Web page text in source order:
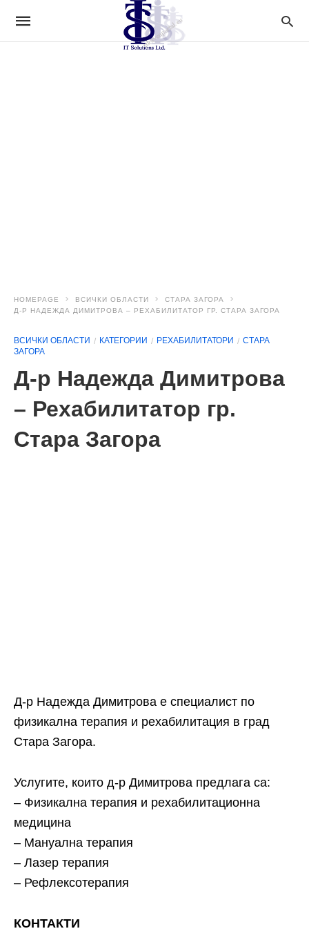
HOMEPAGE ВСИЧКИ ОБЛАСТИ
СТАРА ЗАГОРА
Д-Р НАДЕЖДА ДИМИТРОВА – РЕХАБИЛИТАТОР ГР. СТАРА ЗАГОРА
ВСИЧКИ ОБЛАСТИ КАТЕГОРИИ РЕХАБИЛИТАТОРИ
СТАРА
ЗАГОРА
Д-р Надежда Димитрова
– Рехабилитатор гр.
Стара Загора
Д-р Надежда Димитрова е специалист по
физикална терапия и рехабилитация в град
Стара Загора.
Услугите, които д-р Димитрова предлага са:
– Физикална терапия и рехабилитационна
медицина
– Мануална терапия
– Лазер терапия
– Рефлексотерапия
КОНТАКТИ